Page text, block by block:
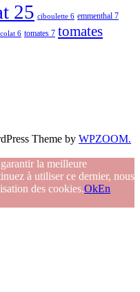
25 ciboulette 6 emmenthal 7
6 tomates 7 tomates
Theme by WPZOOM.
la meilleure
à utiliser ce dernier, nous
des cookies.OkEn